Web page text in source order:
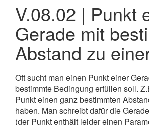
V.08.02 | Punkt
Gerade mit
Abstand zu
Oft sucht man einen Punkt einer
bestimmte Bedingung erfüllen soll.
Punkt einen ganz bestimmten
haben. Man schreibt dafür die
(der Punkt enthält leider einen